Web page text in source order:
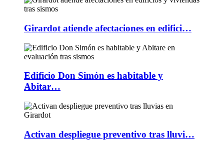
Girardot atiende afectaciones en edifici…
Edificio Don Simón es habitable y
Abitar…
Activan despliegue preventivo tras lluvi…